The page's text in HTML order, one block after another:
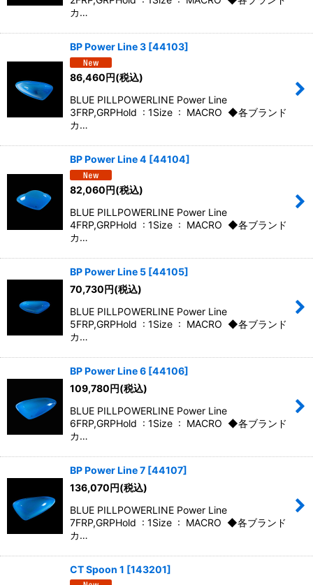
カ…
BP Power Line 3 [44103]
86,460円(税込)
BLUE PILLPOWERLINE Power Line
3FRP,GRPHold : 1Size : MACRO ◆各ブランド
カ…
BP Power Line 4 [44104]
82,060円(税込)
BLUE PILLPOWERLINE Power Line
4FRP,GRPHold : 1Size : MACRO ◆各ブランド
カ…
BP Power Line 5 [44105]
70,730円(税込)
BLUE PILLPOWERLINE Power Line
5FRP,GRPHold : 1Size : MACRO ◆各ブランド
カ…
BP Power Line 6 [44106]
109,780円(税込)
BLUE PILLPOWERLINE Power Line
6FRP,GRPHold : 1Size : MACRO ◆各ブランド
カ…
BP Power Line 7 [44107]
136,070円(税込)
BLUE PILLPOWERLINE Power Line
7FRP,GRPHold : 1Size : MACRO ◆各ブランド
カ…
CT Spoon 1 [143201]